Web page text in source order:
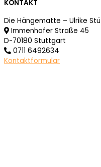
KONTAKT
Die Hängematte – Ulrike
Immenhofer Straße 45
D-70180 Stuttgart
0711 6492634
Kontaktformular